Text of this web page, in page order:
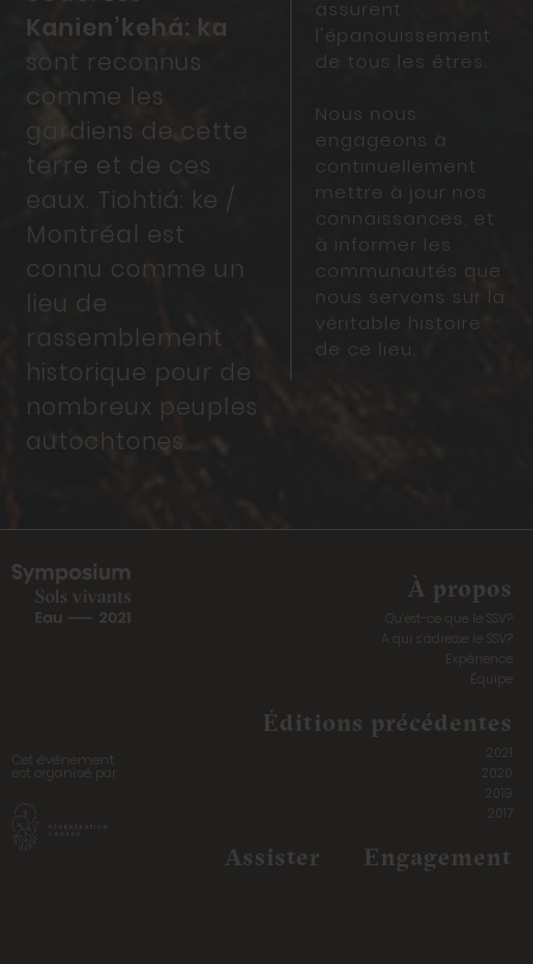
Kanien’kehá: ka
sont reconnus
comme les
gardiens de cette
terre et de ces
eaux. Tiohtiá: ke /
Montréal est
connu comme un
lieu de
rassemblement
historique pour de
nombreux peuples
autochtones.
assurent
l'épanouissement
de tous les êtres.
Nous nous
engageons à
continuellement
mettre à jour nos
connaissances, et
à informer les
communautés que
nous servons sur la
véritable histoire
de ce lieu.
Cet événement
est organisé par
À propos
Qu’est-ce que le SSV?
À qui s’adresse le SSV?
Expérience
Éditions précédentes
2017
Engagement
Assister